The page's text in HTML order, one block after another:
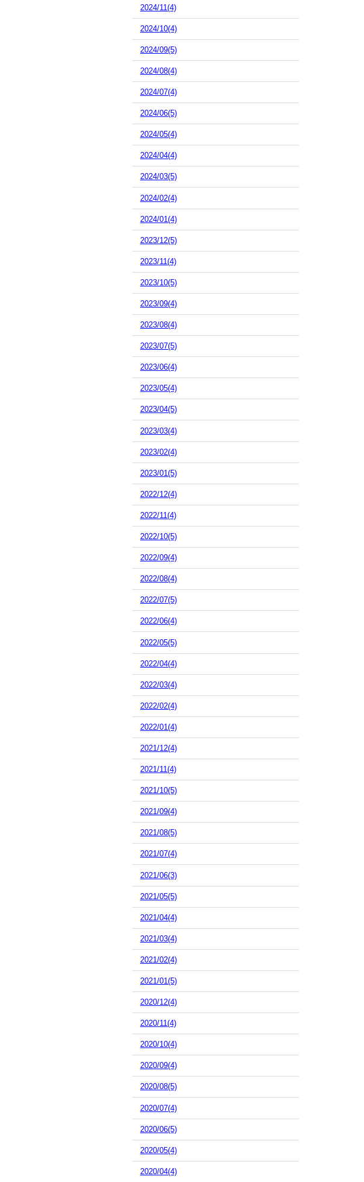
2024/11(4)
2024/10(4)
2024/09(5)
2024/08(4)
2024/07(4)
2024/06(5)
2024/05(4)
2024/04(4)
2024/03(5)
2024/02(4)
2024/01(4)
2023/12(5)
2023/11(4)
2023/10(5)
2023/09(4)
2023/08(4)
2023/07(5)
2023/06(4)
2023/05(4)
2023/04(5)
2023/03(4)
2023/02(4)
2023/01(5)
2022/12(4)
2022/11(4)
2022/10(5)
2022/09(4)
2022/08(4)
2022/07(5)
2022/06(4)
2022/05(5)
2022/04(4)
2022/03(4)
2022/02(4)
2022/01(4)
2021/12(4)
2021/11(4)
2021/10(5)
2021/09(4)
2021/08(5)
2021/07(4)
2021/06(3)
2021/05(5)
2021/04(4)
2021/03(4)
2021/02(4)
2021/01(5)
2020/12(4)
2020/11(4)
2020/10(4)
2020/09(4)
2020/08(5)
2020/07(4)
2020/06(5)
2020/05(4)
2020/04(4)